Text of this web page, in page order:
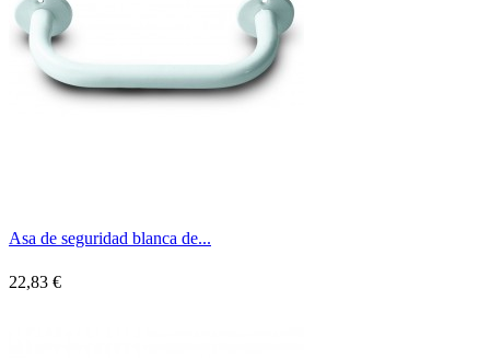
Asa de seguridad blanca de...
22,83 €